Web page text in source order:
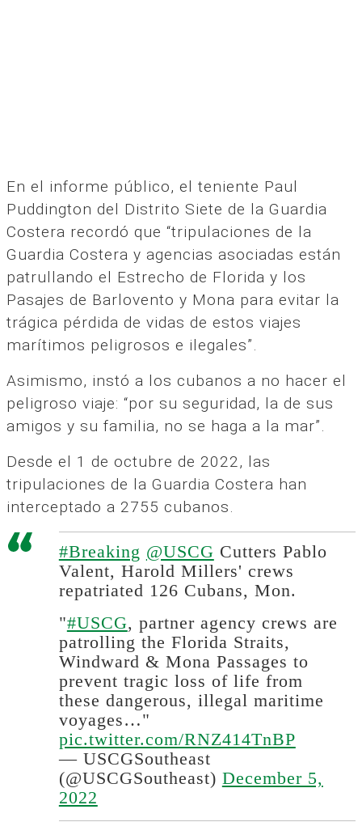
En el informe público, el teniente Paul
Puddington del Distrito Siete de la Guardia
Costera recordó que “tripulaciones de la
Guardia Costera y agencias asociadas están
patrullando el Estrecho de Florida y los
Pasajes de Barlovento y Mona para evitar la
trágica pérdida de vidas de estos viajes
marítimos peligrosos e ilegales”.
Asimismo, instó a los cubanos a no hacer el
peligroso viaje: “por su seguridad, la de sus
amigos y su familia, no se haga a la mar”.
Desde el 1 de octubre de 2022, las
tripulaciones de la Guardia Costera han
interceptado a 2755 cubanos.
#Breaking @USCG Cutters Pablo
Valent, Harold Millers' crews
repatriated 126 Cubans, Mon.
"#USCG, partner agency crews are
patrolling the Florida Straits,
Windward & Mona Passages to
prevent tragic loss of life from
these dangerous, illegal maritime
voyages…"
pic.twitter.com/RNZ414TnBP
— USCGSoutheast
(@USCGSoutheast) December 5,
2022